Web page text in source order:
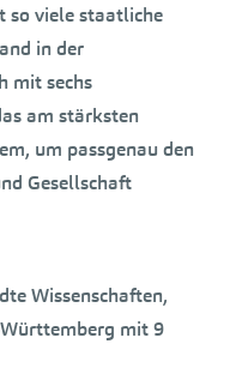
so viele staatliche
in der
mit sechs
am stärksten
um passgenau den
Gesellschaft
Wissenschaften,
mit 9